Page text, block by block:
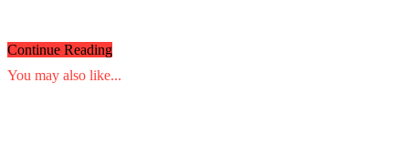
Continue Reading
You may also like...